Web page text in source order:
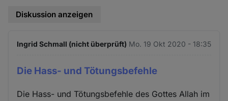
Diskussion anzeigen
Ingrid Schmall (nicht überprüft) Mo. 19 Okt 2020 - 18:35
Die Hass- und Tötungsbefehle
Die Hass- und Tötungsbefehle des Gottes Allah im